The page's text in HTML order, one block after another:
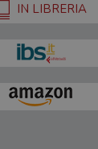
IN LIBRERIA